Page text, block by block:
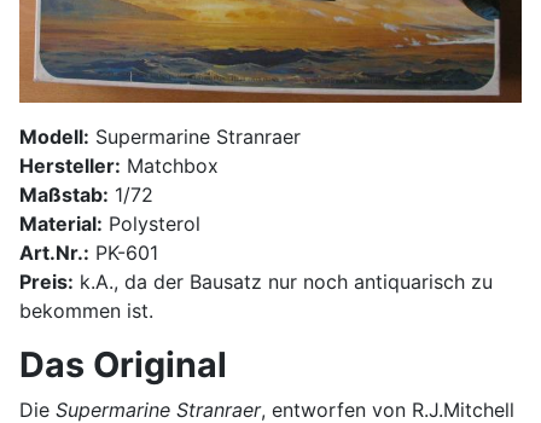
Modell: Supermarine Stranraer
Hersteller: Matchbox
Maßstab: 1/72
Material: Polysterol
Art.Nr.: PK-601
Preis: k.A., da der Bausatz nur noch antiquarisch zu
bekommen ist.
Das Original
Die Supermarine Stranraer, entworfen von R.J.Mitchell